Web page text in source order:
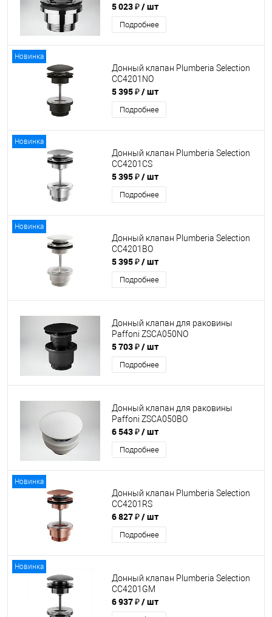
5 023 ₽/ шт
Подробнее
Новинка
Донный клапан Plumberia Selection
CC4201NO
5 395 ₽/ шт
Подробнее
Новинка
Донный клапан Plumberia Selection
CC4201CS
5 395 ₽/ шт
Подробнее
Новинка
Донный клапан Plumberia Selection
CC4201BO
5 395 ₽/ шт
Подробнее
Донный клапан для раковины
Paffoni ZSCA050NO
5 703 ₽/ шт
Подробнее
Донный клапан для раковины
Paffoni ZSCA050BO
6 543 ₽/ шт
Подробнее
Новинка
Донный клапан Plumberia Selection
CC4201RS
6 827 ₽/ шт
Подробнее
Новинка
Донный клапан Plumberia Selection
CC4201GM
6 937 ₽/ шт